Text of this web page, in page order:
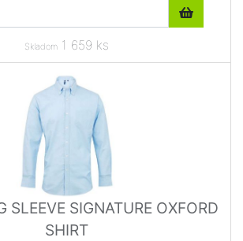
Skladom 1 659 ks
SLEEVE SIGNATURE OXFORD
SHIRT